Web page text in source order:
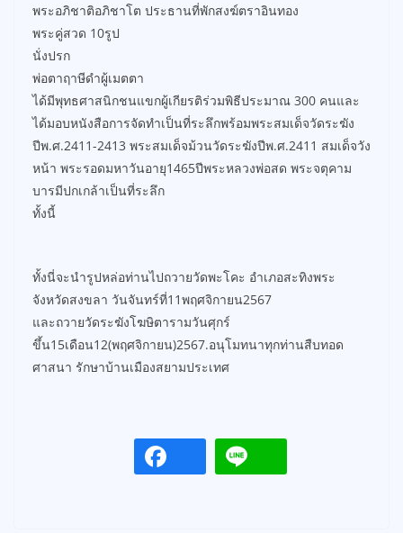
พระอภิชาติอภิชาโต ประธานที่พักสงฆ์ตราอินทอง
พระคู่สวด 10รูป
นั่งปรก
พ่อตาฤาษีดำผู้เมตตา
ได้มีพุทธศาสนิกชนแขกผู้เกียรติร่วมพิธีประมาณ 300 คนและ
ได้มอบหนังสือการจัดทำเป็นที่ระลึกพร้อมพระสมเด็จวัดระฆัง
ปีพ.ศ.2411-2413 พระสมเด็จม้วนวัดระฆังปีพ.ศ.2411 สมเด็จวัง
หน้า พระรอดมหาวันอายุ1465ปีพระหลวงพ่อสด พระจตุคาม
บารมีปกเกล้าเป็นที่ระลึก
ทั้งนี้
ทั้งนี่จะนำรูปหล่อท่านไปถวายวัดพะโคะ อำเภอสะทิงพระ
จังหวัดสงขลา วันจันทร์ที่11พฤศจิกายน2567
และถวายวัดระฆังโฆษิตารามวันศุกร์
ขึ้น15เดือน12(พฤศจิกายน)2567.อนุโมทนาทุกท่านสืบทอด
ศาสนา รักษาบ้านเมืองสยามประเทศ